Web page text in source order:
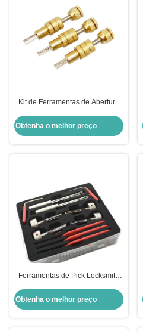
Kit de Ferramentas de Abertura
Dimple 3 peças Ferramentas de
Chaveiro Design Telescópico
Obtenha o melhor preço
Ferramentas de Pick Locksmith
Desbloqueio de Cofres e Caixas
Obtenha o melhor preço